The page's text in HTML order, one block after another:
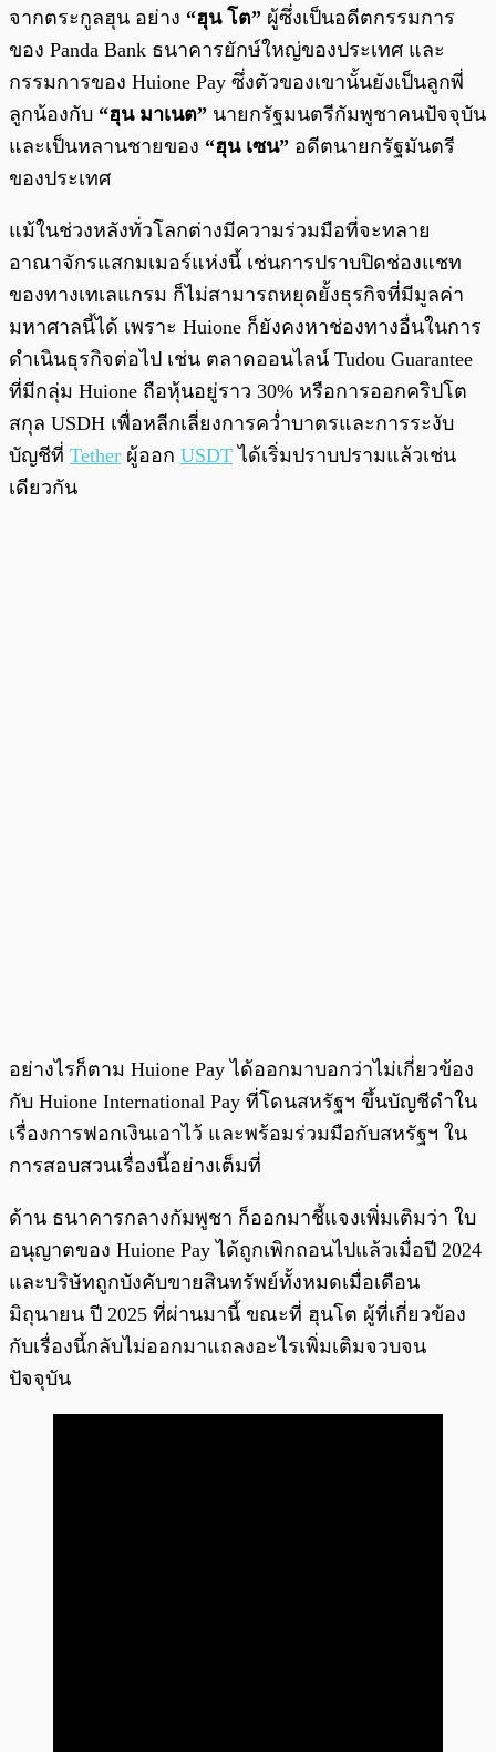
จากตระกูลฮุน อย่าง “ฮุน โต” ผู้ซึ่งเป็นอดีตกรรมการ
ของ Panda Bank ธนาคารยักษ์ใหญ่ของประเทศ และ
กรรมการของ Huione Pay ซึ่งตัวของเขานั้นยังเป็นลูกพี่
ลูกน้องกับ “ฮุน มาเนต” นายกรัฐมนตรีกัมพูชาคนปัจจุบัน
และเป็นหลานชายของ “ฮุน เซน” อดีตนายกรัฐมันตรี
ของประเทศ
แม้ในช่วงหลังทั่วโลกต่างมีความร่วมมือที่จะทลาย
อาณาจักรแสกมเมอร์แห่งนี้ เช่นการปราบปิดช่องแชท
ของทางเทเลแกรม ก็ไม่สามารถหยุดยั้งธุรกิจที่มีมูลค่า
มหาศาลนี้ได้ เพราะ Huione ก็ยังคงหาช่องทางอื่นในการ
ดำเนินธุรกิจต่อไป เช่น ตลาดออนไลน์ Tudou Guarantee
ที่มีกลุ่ม Huione ถือหุ้นอยู่ราว 30% หรือการออกคริปโต
สกุล USDH เพื่อหลีกเลี่ยงการคว่ำบาตรและการระงับ
บัญชีที่ Tether ผู้ออก USDT ได้เริ่มปราบปรามแล้วเช่น
เดียวกัน
อย่างไรก็ตาม Huione Pay ได้ออกมาบอกว่าไม่เกี่ยวข้อง
กับ Huione International Pay ที่โดนสหรัฐฯ ขึ้นบัญชีดำใน
เรื่องการฟอกเงินเอาไว้ และพร้อมร่วมมือกับสหรัฐฯ ใน
การสอบสวนเรื่องนี้อย่างเต็มที่
ด้าน ธนาคารกลางกัมพูชา ก็ออกมาชี้แจงเพิ่มเติมว่า ใบ
อนุญาตของ Huione Pay ได้ถูกเพิกถอนไปแล้วเมื่อปี 2024
และบริษัทถูกบังคับขายสินทรัพย์ทั้งหมดเมื่อเดือน
มิถุนายน ปี 2025 ที่ผ่านมานี้ ขณะที่ ฮุนโต ผู้ที่เกี่ยวข้อง
กับเรื่องนี้กลับไม่ออกมาแถลงอะไรเพิ่มเติมจวบจน
ปัจจุบัน